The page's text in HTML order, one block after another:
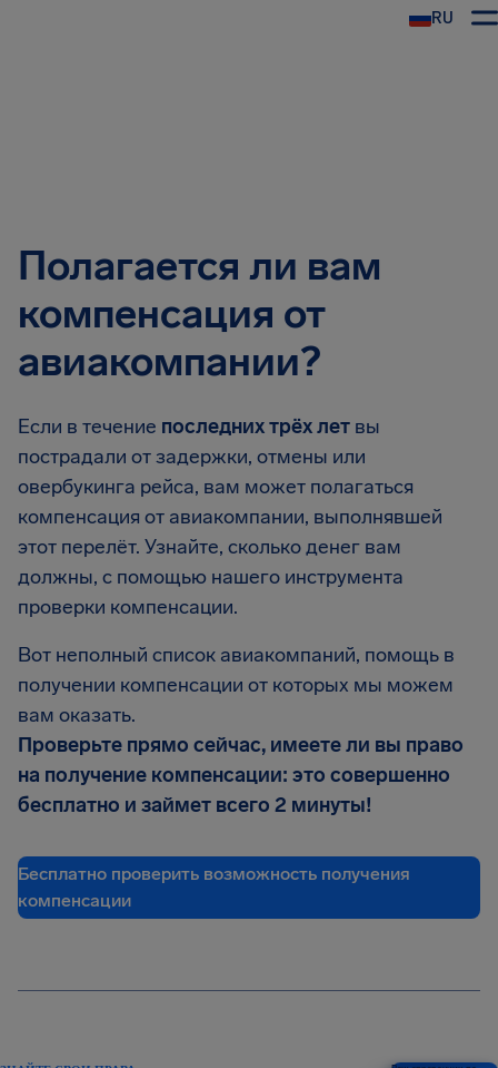
RU
Полагается ли вам
компенсация от
авиакомпании?
Если в течение последнихтрёх лет вы
пострадали от задержки, отмены или
овербукинга рейса, вам может полагаться
компенсация от авиакомпании, выполнявшей
этот перелёт. Узнайте, сколько денег вам
должны, с помощью нашего инструмента
проверки компенсации.
Вот неполный список авиакомпаний, помощь в
получении компенсации от которых мы можем
вам оказать.
Проверьте прямо сейчас, имеете ли вы право
на получение компенсации: это совершенно
бесплатно и займет всего 2 минуты!
Бесплатно проверить возможность получения
компенсации